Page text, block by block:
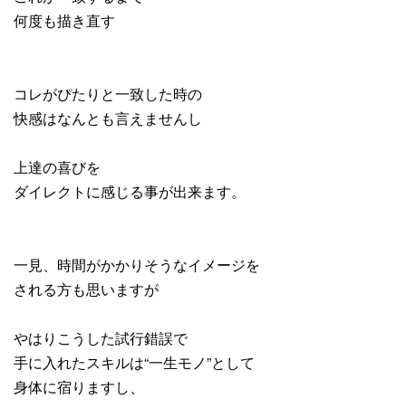
何度も描き直す
コレがぴたりと一致した時の
快感はなんとも言えませんし
上達の喜びを
ダイレクトに感じる事が出来ます。
一見、時間がかかりそうなイメージを
される方も思いますが
やはりこうした試行錯誤で
手に入れたスキルは“一生モノ”として
身体に宿りますし、